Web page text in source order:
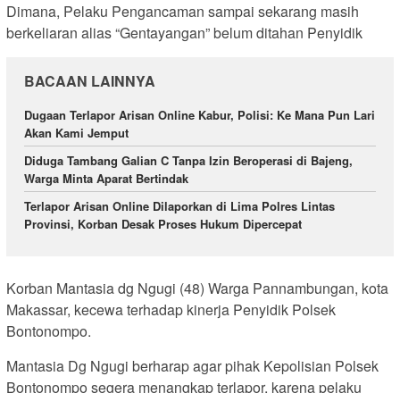
Dimana, Pelaku Pengancaman sampai sekarang masih
berkeliaran alias “Gentayangan” belum ditahan Penyidik
BACAAN LAINNYA
Dugaan Terlapor Arisan Online Kabur, Polisi: Ke Mana Pun Lari
Akan Kami Jemput
Diduga Tambang Galian C Tanpa Izin Beroperasi di Bajeng,
Warga Minta Aparat Bertindak
Terlapor Arisan Online Dilaporkan di Lima Polres Lintas
Provinsi, Korban Desak Proses Hukum Dipercepat
Korban Mantasia dg Ngugi (48) Warga Pannambungan, kota
Makassar, kecewa terhadap kinerja Penyidik Polsek
Bontonompo.
Mantasia Dg Ngugi berharap agar pihak Kepolisian Polsek
Bontonompo segera menangkap terlapor, karena pelaku